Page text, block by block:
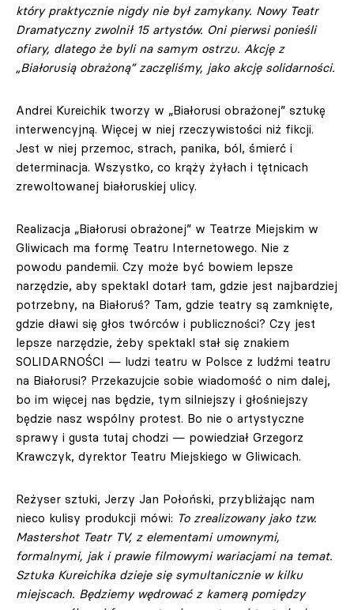
który praktycznie nigdy nie był zamykany. Nowy Teatr
Dramatyczny zwolnił 15 artystów. Oni pierwsi ponieśli
ofiary, dlatego że byli na samym ostrzu. Akcję z
„Białorusią obrażoną” zaczęliśmy, jako akcję solidarności.
Andrei Kureichik tworzy w „Białorusi obrażonej” sztukę
interwencyjną. Więcej w niej rzeczywistości niż fikcji.
Jest w niej przemoc, strach, panika, ból, śmierć i
determinacja. Wszystko, co krąży żyłach i tętnicach
zrewoltowanej białoruskiej ulicy.
Realizacja „Białorusi obrażonej” w Teatrze Miejskim w
Gliwicach ma formę Teatru Internetowego. Nie z
powodu pandemii. Czy może być bowiem lepsze
narzędzie, aby spektakl dotarł tam, gdzie jest najbardziej
potrzebny, na Białoruś? Tam, gdzie teatry są zamknięte,
gdzie dławi się głos twórców i publiczności? Czy jest
lepsze narzędzie, żeby spektakl stał się znakiem
SOLIDARNOŚCI — ludzi teatru w Polsce z ludźmi teatru
na Białorusi? Przekazujcie sobie wiadomość o nim dalej,
bo im więcej nas będzie, tym silniejszy i głośniejszy
będzie nasz wspólny protest. Bo nie o artystyczne
sprawy i gusta tutaj chodzi — powiedział Grzegorz
Krawczyk, dyrektor Teatru Miejskiego w Gliwicach.
Reżyser sztuki, Jerzy Jan Połoński, przybliżając nam
nieco kulisy produkcji mówi: To zrealizowany jako tzw.
Mastershot Teatr TV, z elementami umownymi,
formalnymi, jak i prawie filmowymi wariacjami na temat.
Sztuka Kureichika dzieje się symultanicznie w kilku
miejscach. Będziemy wędrować z kamerą pomiędzy